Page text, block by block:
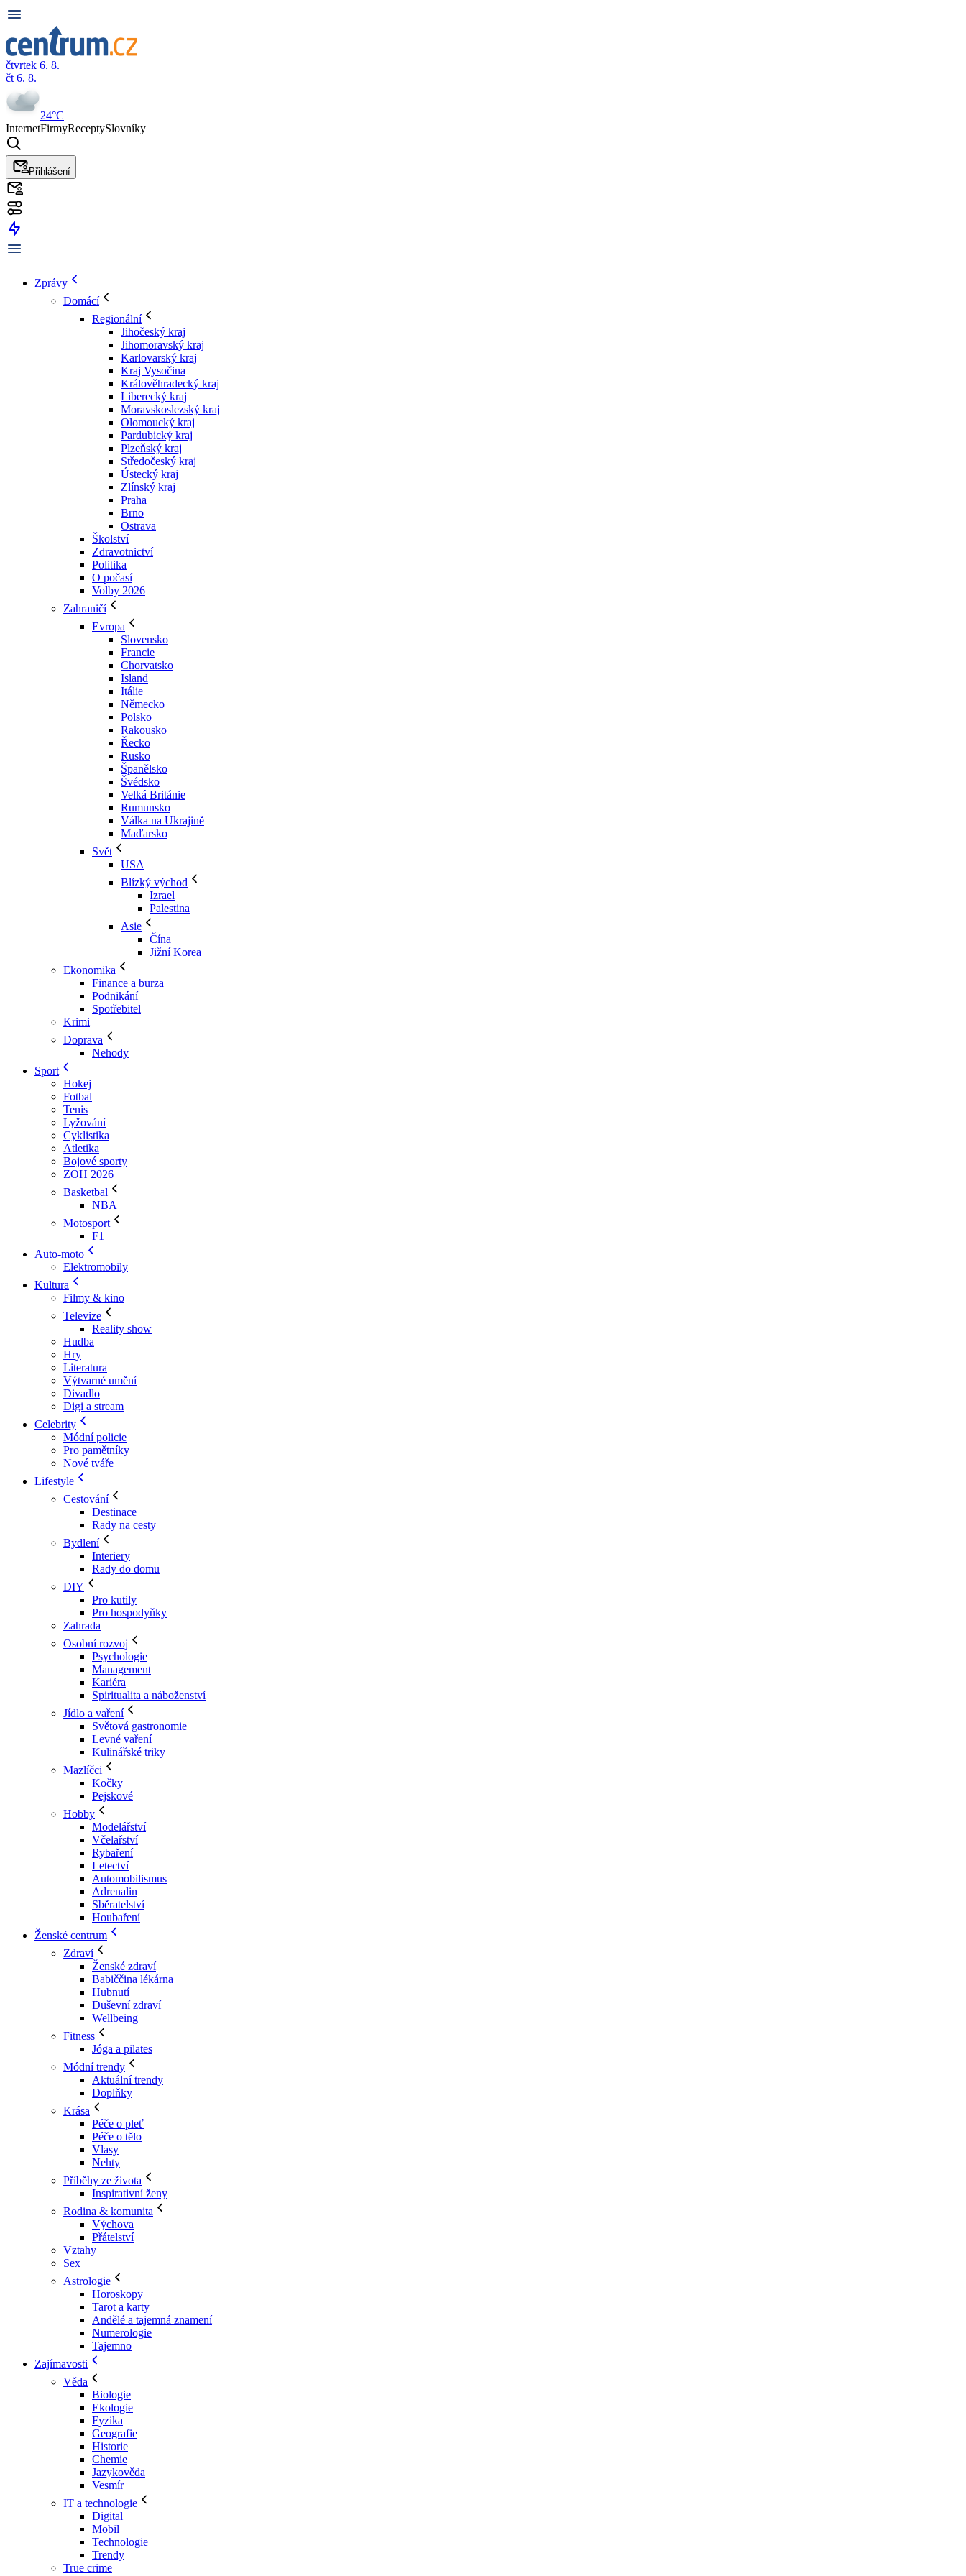
čtvrtek 6. 8.
čt 6. 8.
24°C
InternetFirmyReceptySlovníky
Přihlášení
Zprávy
Domácí
Regionální
Jihočeský kraj
Jihomoravský kraj
Karlovarský kraj
Kraj Vysočina
Králověhradecký kraj
Liberecký kraj
Moravskoslezský kraj
Olomoucký kraj
Pardubický kraj
Plzeňský kraj
Středočeský kraj
Ústecký kraj
Zlínský kraj
Praha
Brno
Ostrava
Školství
Zdravotnictví
Politika
O počasí
Volby 2026
Zahraničí
Evropa
Slovensko
Francie
Chorvatsko
Island
Itálie
Německo
Polsko
Rakousko
Řecko
Rusko
Španělsko
Švédsko
Velká Británie
Rumunsko
Válka na Ukrajině
Maďarsko
Svět
USA
Blízký východ
Izrael
Palestina
Asie
Čína
Jižní Korea
Ekonomika
Finance a burza
Podnikání
Spotřebitel
Krimi
Doprava
Nehody
Sport
Hokej
Fotbal
Tenis
Lyžování
Cyklistika
Atletika
Bojové sporty
ZOH 2026
Basketbal
NBA
Motosport
F1
Auto-moto
Elektromobily
Kultura
Filmy & kino
Televize
Reality show
Hudba
Hry
Literatura
Výtvarné umění
Divadlo
Digi a stream
Celebrity
Módní policie
Pro pamětníky
Nové tváře
Lifestyle
Cestování
Destinace
Rady na cesty
Bydlení
Interiery
Rady do domu
DIY
Pro kutily
Pro hospodyňky
Zahrada
Osobní rozvoj
Psychologie
Management
Kariéra
Spiritualita a náboženství
Jídlo a vaření
Světová gastronomie
Levné vaření
Kulinářské triky
Mazlíčci
Kočky
Pejskové
Hobby
Modelářství
Včelařství
Rybaření
Letectví
Automobilismus
Adrenalin
Sběratelství
Houbaření
Ženské centrum
Zdraví
Ženské zdraví
Babiččina lékárna
Hubnutí
Duševní zdraví
Wellbeing
Fitness
Jóga a pilates
Módní trendy
Aktuální trendy
Doplňky
Krása
Péče o pleť
Péče o tělo
Vlasy
Nehty
Příběhy ze života
Inspirativní ženy
Rodina & komunita
Výchova
Přátelství
Vztahy
Sex
Astrologie
Horoskopy
Tarot a karty
Andělé a tajemná znamení
Numerologie
Tajemno
Zajímavosti
Věda
Biologie
Ekologie
Fyzika
Geografie
Historie
Chemie
Jazykověda
Vesmír
IT a technologie
Digital
Mobil
Technologie
Trendy
True crime